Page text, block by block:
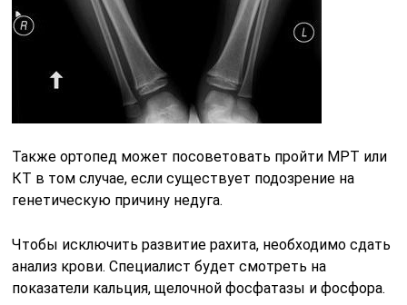
Также ортопед может посоветовать пройти МРТ или
КТ в том случае, если существует подозрение на
генетическую причину недуга.
Чтобы исключить развитие рахита, необходимо сдать
анализ крови. Специалист будет смотреть на
показатели кальция, щелочной фосфатазы и фосфора.